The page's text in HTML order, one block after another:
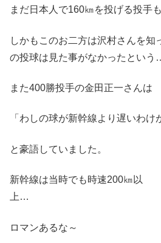
まだ日本人で160㎞を投げる投手
しかもこのお二方は沢村さんを知
の投球は見た事がなかったという
また400勝投手の金田正一さんは
「わしの球が新幹線より遅いわけ
と豪語していました。
新幹線は当時でも時速200㎞以
上…
ロマンあるな～